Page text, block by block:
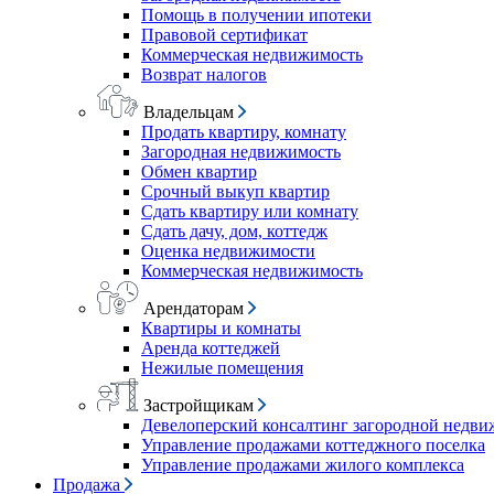
Помощь в получении ипотеки
Правовой сертификат
Коммерческая недвижимость
Возврат налогов
Владельцам
Продать квартиру, комнату
Загородная недвижимость
Обмен квартир
Срочный выкуп квартир
Сдать квартиру или комнату
Сдать дачу, дом, коттедж
Оценка недвижимости
Коммерческая недвижимость
Арендаторам
Квартиры и комнаты
Аренда коттеджей
Нежилые помещения
Застройщикам
Девелоперский консалтинг загородной
Управление продажами коттеджного поселка
Управление продажами жилого комплекса
Продажа